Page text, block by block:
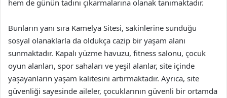
hem de günün tadını çıkarmalarına olanak tanımaktadır.
Bunların yanı sıra Kamelya Sitesi, sakinlerine sunduğu
sosyal olanaklarla da oldukça cazip bir yaşam alanı
sunmaktadır. Kapalı yüzme havuzu, fitness salonu, çocuk
oyun alanları, spor sahaları ve yeşil alanlar, site içinde
yaşayanların yaşam kalitesini artırmaktadır. Ayrıca, site
güvenliği sayesinde aileler, çocuklarının güvenli bir ortamda